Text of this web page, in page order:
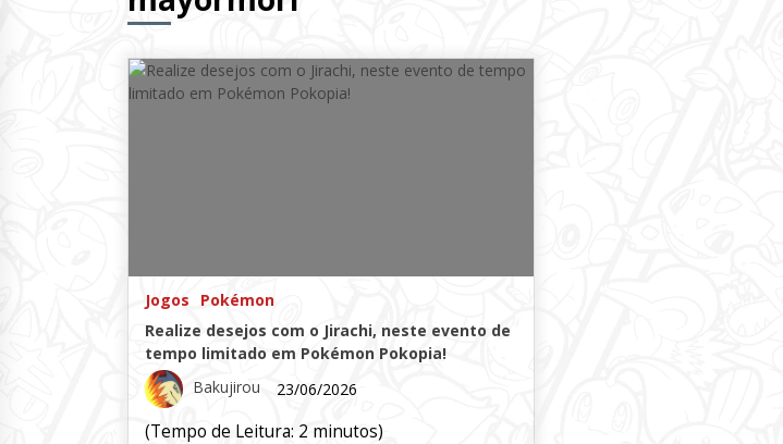
Jogos
Pokémon
Realize desejos com o Jirachi, neste evento de
tempo limitado em Pokémon Pokopia!
Bakujirou
23/06/2026
(Tempo de Leitura: 2 minutos)